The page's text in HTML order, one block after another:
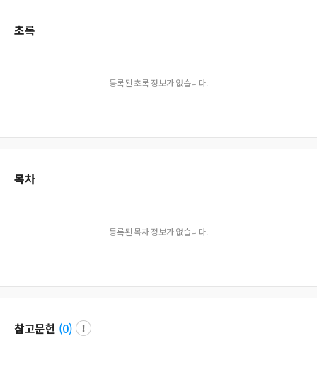
초록
등록된 초록 정보가 없습니다.
목차
등록된 목차 정보가 없습니다.
참고문헌 (0)